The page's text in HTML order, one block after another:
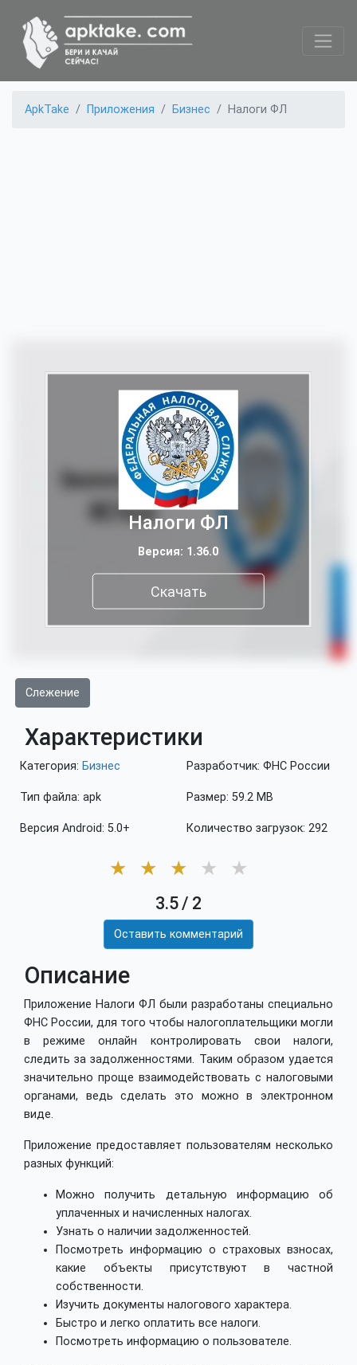
ApkTake Приложения Бизнес Налоги ФЛ
Налоги ФЛ
Версия: 1.36.0
Скачать
Слежение
Характеристики
Категория: Бизнес
Тип файла: apk
Версия Android: 5.0+
Разработчик: ФНС России
Размер: 59.2 MB
Количество загрузок: 292
★ ★ ★ ★ ★
3.5/ 2
Оставить комментарий
Описание
Приложение Налоги ФЛ были разработаны специально
ФНС России, для того чтобы налогоплательщики могли
в режиме онлайн контролировать свои налоги,
следить за задолженностями. Таким образом удается
значительно проще взаимодействовать с налоговыми
органами, ведь сделать это можно в электронном
виде.
Приложение предоставляет пользователям несколько
разных функций:
Можно получить детальную информацию об
уплаченных и начисленных налогах.
Узнать о наличии задолженностей.
Посмотреть информацию о страховых взносах,
какие объекты присутствуют в частной
собственности.
Изучить документы налогового характера.
Быстро и легко оплатить все налоги.
Посмотреть информацию о пользователе.